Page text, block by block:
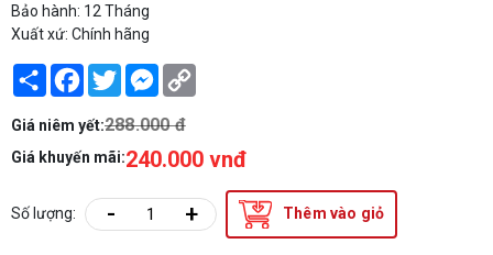
Bảo hành: 12 Tháng
Xuất xứ: Chính hãng
Share Facebook
TwitterMessenger
Giá niêm yết:288.000 đ
Giá khuyến mãi:240.000 vnđ
Số lượng: - + Thêm vào giỏ